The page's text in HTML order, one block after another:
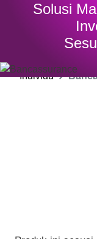
Solusi
Individu